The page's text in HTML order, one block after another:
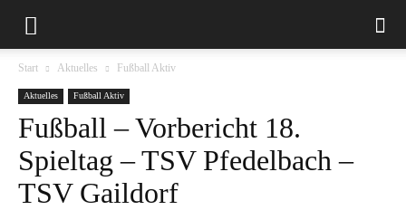
Start Aktuelles Fußball Aktiv
Aktuelles Fußball Aktiv
Fußball – Vorbericht 18.
Spieltag – TSV Pfedelbach –
TSV Gaildorf